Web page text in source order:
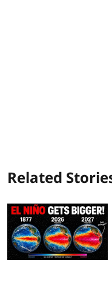
Related